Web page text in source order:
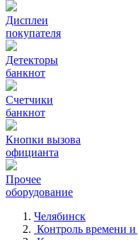
Дисплеи
покупателя
Детекторы
банкнот
Счетчики
банкнот
Кнопки вызова
официанта
Прочее
оборудование
Челябинск
Контроль времени и